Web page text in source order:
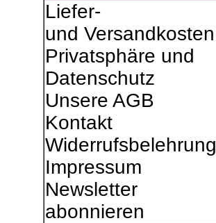
Liefer-
und Versandkosten
Privatsphäre und
Datenschutz
Unsere AGB
Kontakt
Widerrufsbelehrung
Impressum
Newsletter
abonnieren